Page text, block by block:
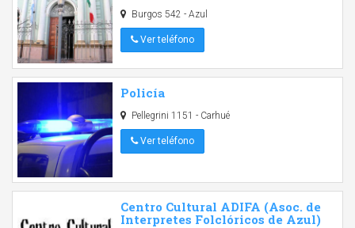
Burgos 542 - Azul
Ver teléfono
Policía
Pellegrini 1151 - Carhué
Ver teléfono
Centro Cultural ADIFA (Asoc. de
Interpretes Folclóricos de Azul)